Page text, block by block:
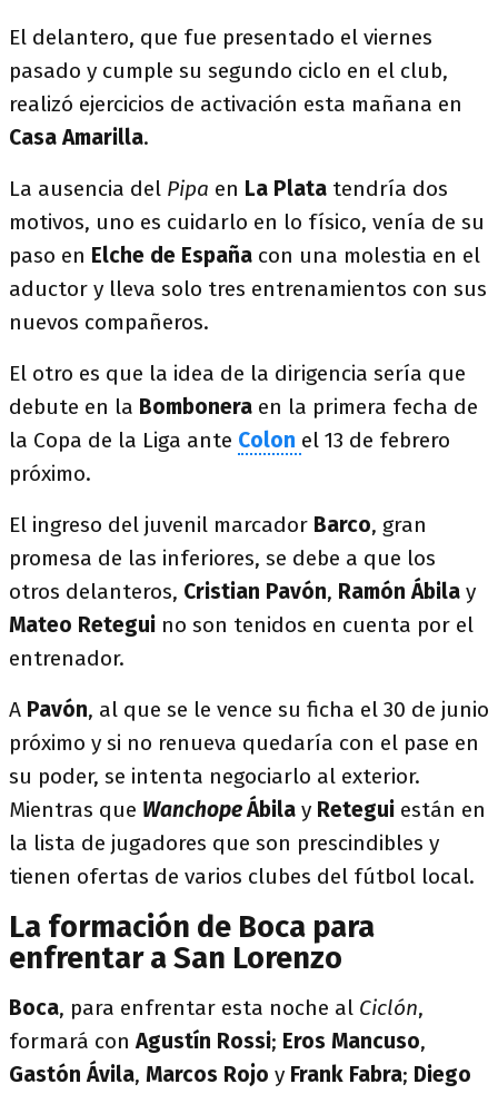
El delantero, que fue presentado el viernes
pasado y cumple su segundo ciclo en el club,
realizó ejercicios de activación esta mañana en
Casa Amarilla.
La ausencia del Pipa en La Plata tendría dos
motivos, uno es cuidarlo en lo físico, venía de su
paso en Elche de España con una molestia en el
aductor y lleva solo tres entrenamientos con sus
nuevos compañeros.
El otro es que la idea de la dirigencia sería que
debute en la Bombonera en la primera fecha de
la Copa de la Liga ante Colon el 13 de febrero
próximo.
El ingreso del juvenil marcador Barco, gran
promesa de las inferiores, se debe a que los
otros delanteros, Cristian Pavón, Ramón Ábila y
Mateo Retegui no son tenidos en cuenta por el
entrenador.
A Pavón, al que se le vence su ficha el 30 de junio
próximo y si no renueva quedaría con el pase en
su poder, se intenta negociarlo al exterior.
Mientras que WanchopeÁbila y Retegui están en
la lista de jugadores que son prescindibles y
tienen ofertas de varios clubes del fútbol local.
La formación de Boca para
enfrentar a San Lorenzo
Boca, para enfrentar esta noche al Ciclón,
formará conAgustín Rossi; Eros Mancuso,
Gastón Ávila, Marcos Rojo y Frank Fabra; Diego